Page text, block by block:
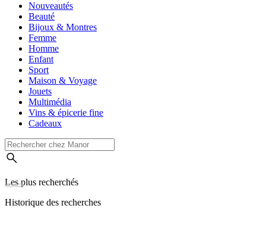
Nouveautés
Beauté
Bijoux & Montres
Femme
Homme
Enfant
Sport
Maison & Voyage
Jouets
Multimédia
Vins & épicerie fine
Cadeaux
Les plus recherchés
Historique des recherches